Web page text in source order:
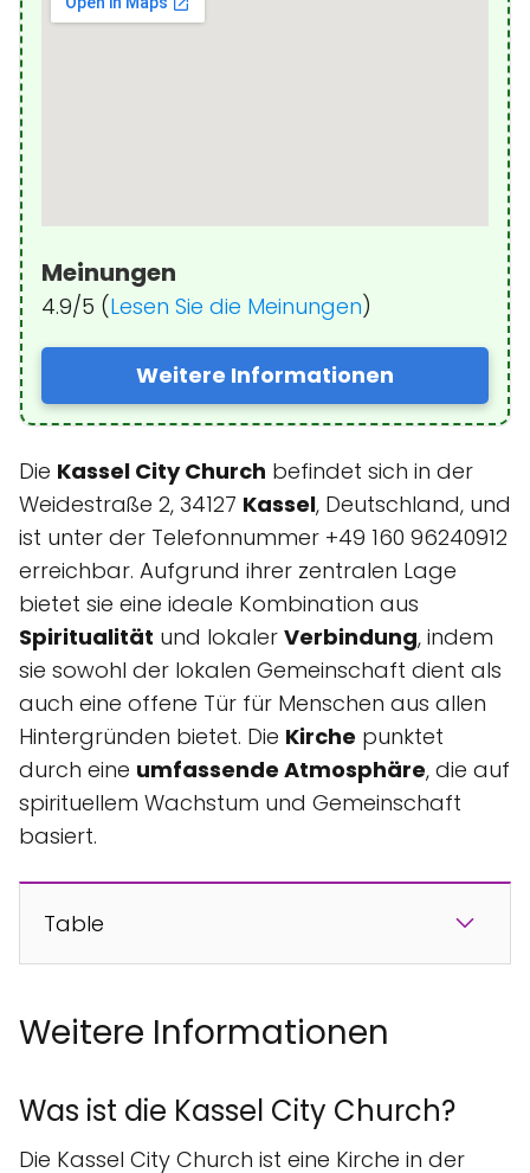
Meinungen
4.9/5 (Lesen Sie die Meinungen)
Weitere Informationen
Die Kassel City Church befindet sich in der
Weidestraße 2, 34127 Kassel, Deutschland, und
ist unter der Telefonnummer +49 160 96240912
erreichbar. Aufgrund ihrer zentralen Lage
bietet sie eine ideale Kombination aus
Spiritualität und lokaler Verbindung, indem
sie sowohl der lokalen Gemeinschaft dient als
auch eine offene Tür für Menschen aus allen
Hintergründen bietet. Die Kirche punktet
durch eine umfassende Atmosphäre, die auf
spirituellem Wachstum und Gemeinschaft
basiert.
Table
Weitere Informationen
Was ist die Kassel City Church?
Die Kassel City Church ist eine Kirche in der